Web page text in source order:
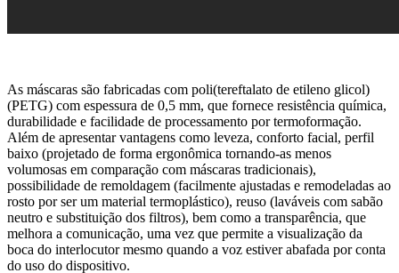
As máscaras são fabricadas com poli(tereftalato de etileno glicol)
(PETG) com espessura de 0,5 mm, que fornece resistência química,
durabilidade e facilidade de processamento por termoformação.
Além de apresentar vantagens como leveza, conforto facial, perfil
baixo (projetado de forma ergonômica tornando-as menos
volumosas em comparação com máscaras tradicionais),
possibilidade de remoldagem (facilmente ajustadas e remodeladas ao
rosto por ser um material termoplástico), reuso (laváveis com sabão
neutro e substituição dos filtros), bem como a transparência, que
melhora a comunicação, uma vez que permite a visualização da
boca do interlocutor mesmo quando a voz estiver abafada por conta
do uso do dispositivo.